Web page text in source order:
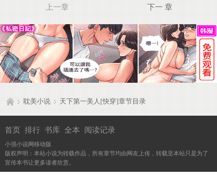
上一章 下一 章
耽美小说 天下第一美人[快穿]章节目录
首页 排行 书库 全本 阅读记录
小强小说网移动版
版权声明：本站小说为转载作品，所有章节均由网友上传，转载至本站只是为了
宣传本书让更多读者欣赏。